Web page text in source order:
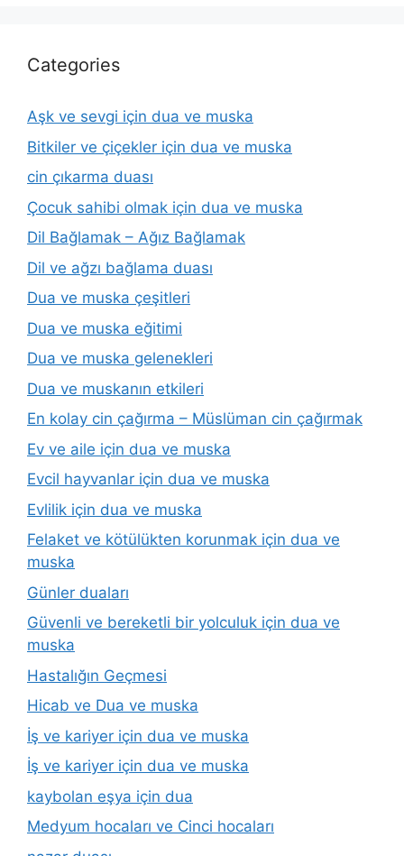
Categories
Aşk ve sevgi için dua ve muska
Bitkiler ve çiçekler için dua ve muska
cin çıkarma duası
Çocuk sahibi olmak için dua ve muska
Dil Bağlamak – Ağız Bağlamak
Dil ve ağzı bağlama duası
Dua ve muska çeşitleri
Dua ve muska eğitimi
Dua ve muska gelenekleri
Dua ve muskanın etkileri
En kolay cin çağırma – Müslüman cin çağırmak
Ev ve aile için dua ve muska
Evcil hayvanlar için dua ve muska
Evlilik için dua ve muska
Felaket ve kötülükten korunmak için dua ve
muska
Günler duaları
Güvenli ve bereketli bir yolculuk için dua ve
muska
Hastalığın Geçmesi
Hicab ve Dua ve muska
İş ve kariyer için dua ve muska
İş ve kariyer için dua ve muska
kaybolan eşya için dua
Medyum hocaları ve Cinci hocaları